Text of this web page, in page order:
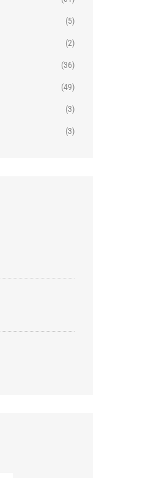
(5)
(2)
(36)
(49)
(3)
(3)